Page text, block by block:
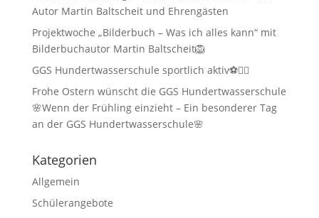
Autor Martin Baltscheit und Ehrengästen
Projektwoche „Bilderbuch – Was ich alles kann“ mit
Bilderbuchautor Martin Baltscheit🦁
GGS Hundertwasserschule sportlich aktiv⚽🏃‍♂️
Frohe Ostern wünscht die GGS Hundertwasserschule
🌸Wenn der Frühling einzieht – Ein besonderer Tag
an der GGS Hundertwasserschule🌸
Kategorien
Allgemein
Schülerangebote